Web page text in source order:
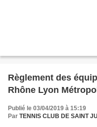
Règlement des
Rhône Lyon
Publié le 03/04/2019 à 15:19
Par TENNIS CLUB DE SAINT